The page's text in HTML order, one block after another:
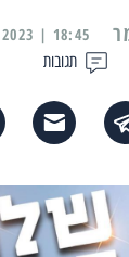
תגובות
18:45 | 18/11/2023